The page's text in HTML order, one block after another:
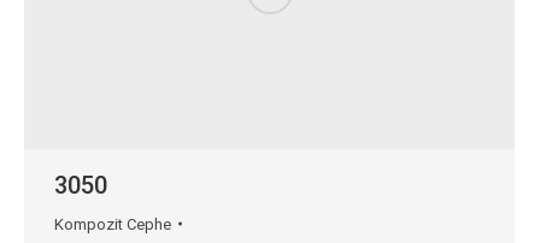
3050
Kompozit Cephe